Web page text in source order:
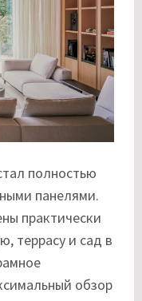
полностью
панелями.
практически
террасу и сад в
обзор